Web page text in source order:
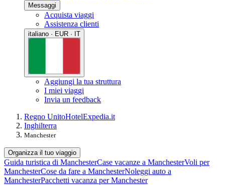
Messaggi
Acquista viaggi
Assistenza clienti
italiano · EUR · IT
Aggiungi la tua struttura
I miei viaggi
Invia un feedback
Regno UnitoHotelExpedia.it
Inghilterra
Manchester
Organizza il tuo viaggio
Guida turistica di ManchesterCase vacanze a ManchesterVoli per
ManchesterCose da fare a ManchesterNoleggi auto a
ManchesterPacchetti vacanza per Manchester